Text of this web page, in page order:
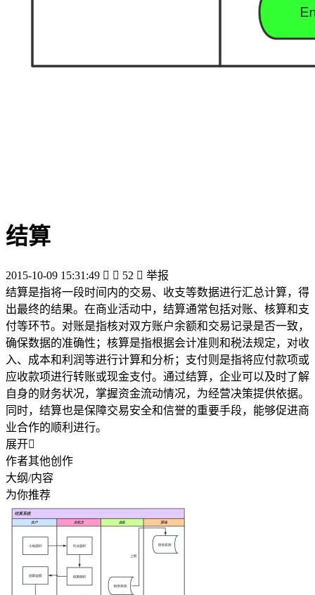
结算
2015-10-09 15:31:49   52  举报
结算是指将一段时间内的交易、收支等数据进行汇总计算，得
出最终的结果。在商业活动中，结算通常包括对账、核算和支
付等环节。对账是指核对双方账户余额和交易记录是否一致，
确保数据的准确性；核算是指根据会计准则和税法规定，对收
入、成本和利润等进行计算和分析；支付则是指将应付款项或
应收款项进行转账或现金支付。通过结算，企业可以及时了解
自身的财务状况，掌握资金流动情况，为经营决策提供依据。
同时，结算也是保障交易安全和信誉的重要手段，能够促进商
业合作的顺利进行。
展开
作者其他创作
大纲/内容
为你推荐